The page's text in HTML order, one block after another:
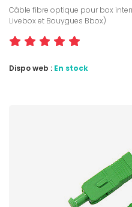
Câble fibre optique pour box
Livebox et Bouygues Bbox)
Dispo web : En stock